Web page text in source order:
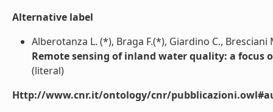
Alternative label
Alberotanza L. (*), Braga F.(*), Giardino C., Bresciani
Remote sensing of inland water quality: a focus
(literal)
Http://www.cnr.it/ontology/cnr/